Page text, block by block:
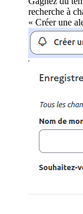
recherche à
« Créer une